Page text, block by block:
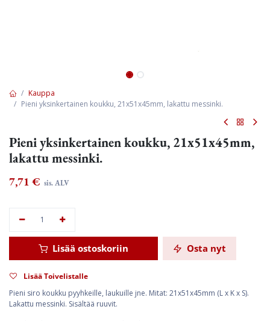
Kauppa
Pieni yksinkertainen koukku, 21x51x45mm, lakattu messinki.
Pieni yksinkertainen koukku, 21x51x45mm,
lakattu messinki.
7,71 € sis. ALV
Lisää ostoskoriin Osta nyt
Lisää Toivelistalle
Pieni siro koukku pyyhkeille, laukuille jne. Mitat: 21x51x45mm (L x K x S).
Lakattu messinki. Sisältää ruuvit.